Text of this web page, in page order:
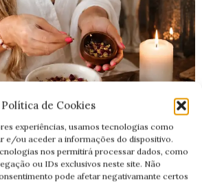
Política de Cookies
experiências, usamos tecnologias como
e/ou aceder a informações do dispositivo.
nos permitirá processar dados, como
ou IDs exclusivos neste site. Não
pode afetar negativamante certos
em Capricórnio 30 de
— Ritual de Libertação,
e Reorganização dos
Caminhos